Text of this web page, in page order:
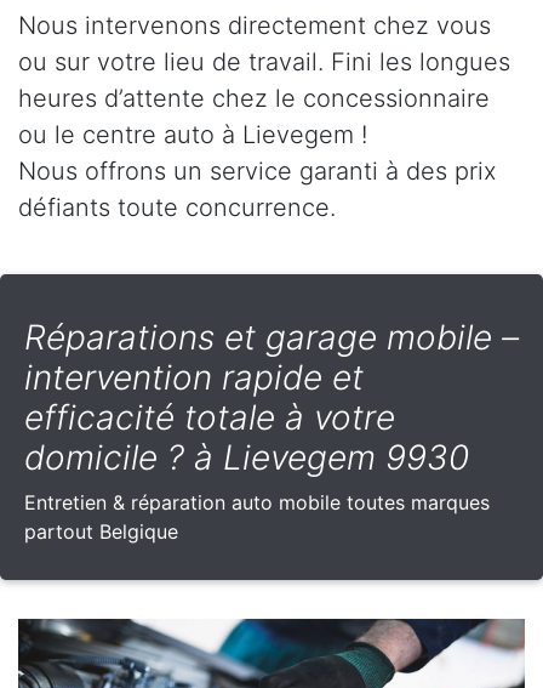
Nous intervenons directement chez vous
ou sur votre lieu de travail. Fini les longues
heures d’attente chez le concessionnaire
ou le centre auto à Lievegem !
Nous offrons un service garanti à des prix
défiants toute concurrence.
Réparations et garage mobile –
intervention rapide et
efficacité totale à votre
domicile ? à Lievegem 9930
Entretien & réparation auto mobile toutes marques
partout Belgique